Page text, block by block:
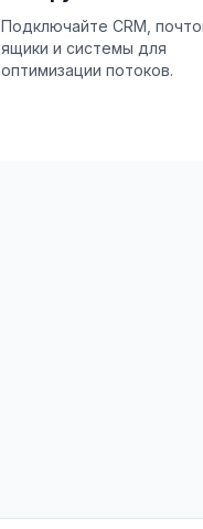
Подключайте CRM,
ящики и системы для
оптимизации потоков.